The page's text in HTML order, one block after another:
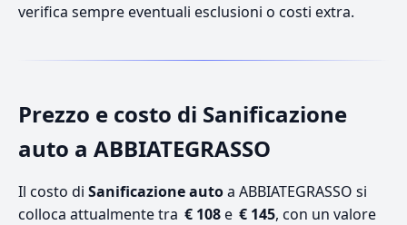
verifica sempre eventuali esclusioni o costi extra.
Prezzo e costo di Sanificazione
auto a ABBIATEGRASSO
Il costo di Sanificazione autoa ABBIATEGRASSO si
colloca attualmente tra € 108e € 145, con un valore